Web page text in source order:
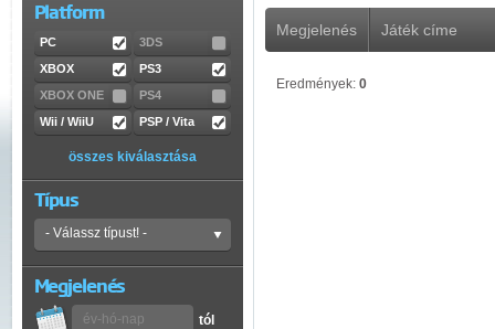
Platform
PC
3DS
XBOX
PS3
XBOX ONE
PS4
Wii / WiiU
PSP / Vita
összes kiválasztása
Típus
Megjelenés
tól
Megjelenés Játék címe
Eredmények: 0